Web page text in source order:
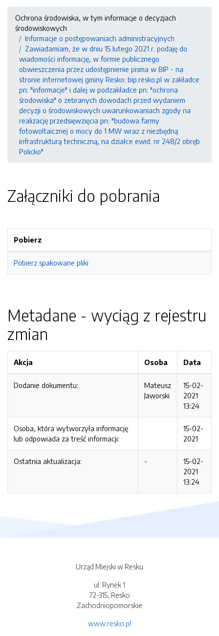
Ochrona środowiska, w tym informacje o decyzjach
środowiskowych
Informacje o postępowaniach administracyjnych
Zawiadamiam, że w dniu 15 lutego 2021 r. podaję do
wiadomości informację, w formie publicznego
obwieszczenia przez udostępnienie pisma w BIP - na
stronie internetowej gminy Resko: bip.resko.pl w zakładce
pn: "informacje" i dalej w podzakładce pn: "ochrona
środowiska" o zebranych dowodach przed wydaniem
decyzji o środowiskowych uwarunkowaniach zgody na
realizację przedsięwzięcia pn: "budowa farmy
fotowoltaicznej o mocy do 1 MW wraz z niezbędną
infrastrukturą techniczną, na działce ewid. nr 248/2 obręb
Policko"
Załączniki do pobrania
Pobierz
Pobierz spakowane pliki
Metadane - wyciąg z rejestru
zmian
Akcja Osoba Data
Dodanie dokumentu:
Mateusz
Jaworski
15-02-
2021
13:24
Osoba, która wytworzyła informację
lub odpowiada za treść informacji:
15-02-
2021
Ostatnia aktualizacja: -
15-02-
2021
13:24
Urząd Miejski w Resku
ul. Rynek 1
72-315, Resko
Zachodniopomorskie
www.resko.pl